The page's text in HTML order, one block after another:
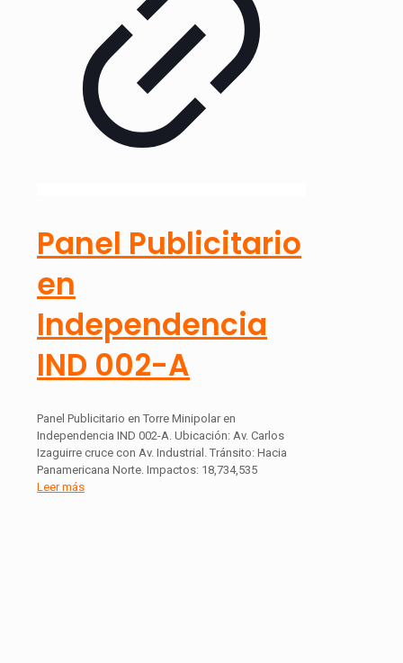
Panel Publicitario
en
Independencia
IND 002-A
Panel Publicitario en Torre Minipolar en
Independencia IND 002-A. Ubicación: Av. Carlos
Izaguirre cruce con Av. Industrial. Tránsito: Hacia
Panamericana Norte. Impactos: 18,734,535
Leer más